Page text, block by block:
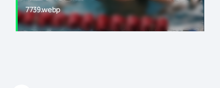
7739.webp